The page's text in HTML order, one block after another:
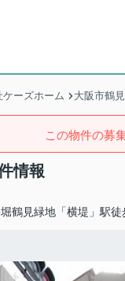
ーズホーム 大阪市鶴
この物件の募
情報
鶴見緑地「横堤」駅徒